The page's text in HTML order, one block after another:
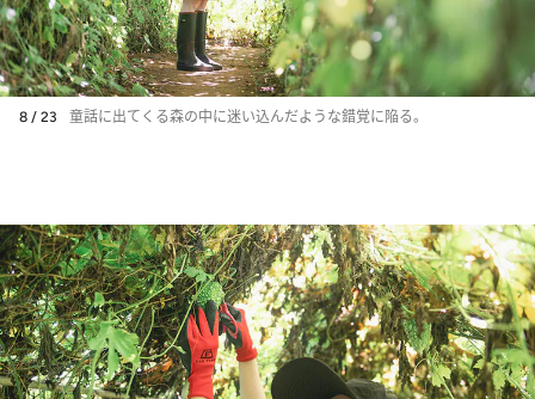
8 / 23 童話に出てくる森の中に迷い込んだような錯覚に陥る。